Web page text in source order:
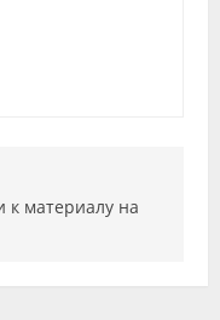
к материалу на